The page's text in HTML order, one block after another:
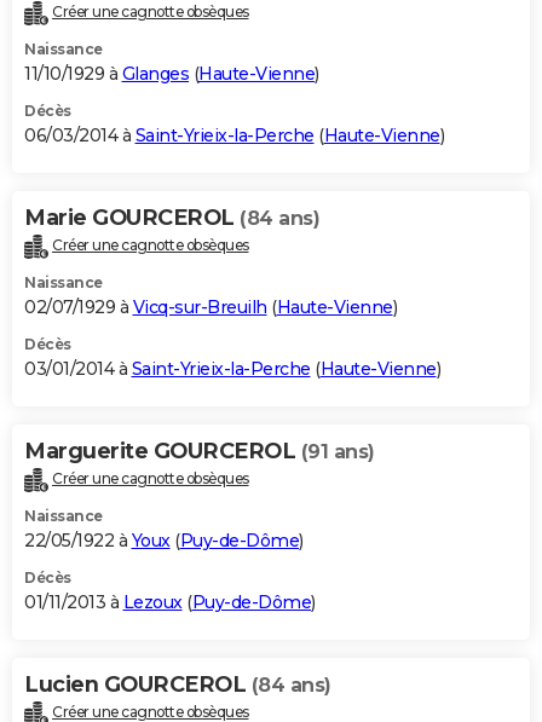
Créer une cagnotte obsèques
Naissance
11/10/1929 à Glanges (Haute-Vienne)
Décès
06/03/2014 à Saint-Yrieix-la-Perche (Haute-Vienne)
Marie GOURCEROL (84 ans)
Créer une cagnotte obsèques
Naissance
02/07/1929 à Vicq-sur-Breuilh (Haute-Vienne)
Décès
03/01/2014 à Saint-Yrieix-la-Perche (Haute-Vienne)
Marguerite GOURCEROL (91 ans)
Créer une cagnotte obsèques
Naissance
22/05/1922 à Youx(Puy-de-Dôme)
Décès
01/11/2013 à Lezoux(Puy-de-Dôme)
Lucien GOURCEROL (84 ans)
Créer une cagnotte obsèques